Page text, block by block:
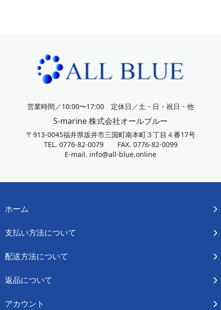
営業時間／10:00〜17:00 定休日／土・日・祝日・他
S-marine 株式会社オールブルー
〒913-0045福井県坂井市三国町南本町３丁目４番17号
TEL. 0776-82-0079 FAX. 0776-82-0099
E-mail. info@all-blue.online
ホーム
支払い方法について
配送方法について
返品について
アカウント